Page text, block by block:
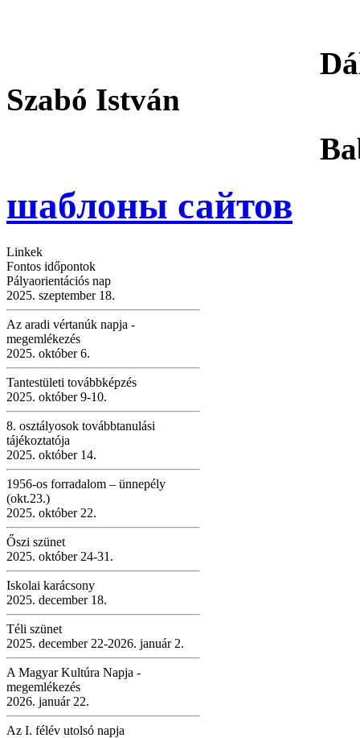
Szabó István
Bablena-
шаблоны сайтов
Linkek
Fontos időpontok
Pályaorientációs nap
2025. szeptember 18.
Az aradi vértanúk napja -
megemlékezés
2025. október 6.
Tantestületi továbbképzés
2025. október 9-10.
8. osztályosok továbbtanulási
tájékoztatója
2025. október 14.
1956-os forradalom – ünnepély
(okt.23.)
2025. október 22.
Őszi szünet
2025. október 24-31.
Iskolai karácsony
2025. december 18.
Téli szünet
2025. december 22-2026. január 2.
A Magyar Kultúra Napja -
megemlékezés
2026. január 22.
Az I. félév utolsó napja